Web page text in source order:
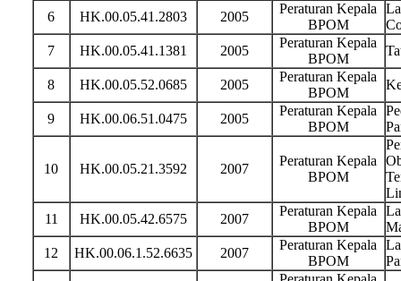
6
HK.00.05.41.2803 2005
Peraturan Kepala
BPOM
7
HK.00.05.41.1381 2005
Peraturan Kepala
BPOM
8 HK.00.05.52.0685 2005
Peraturan Kepala
BPOM
9 HK.00.06.51.0475 2005
Peraturan Kepala
BPOM
10 HK.00.05.21.3592 2007
Peraturan Kepala
BPOM
11
HK.00.05.42.6575 2007
Peraturan Kepala
BPOM
12
HK.00.06.1.52.6635 2007
Peraturan Kepala
BPOM